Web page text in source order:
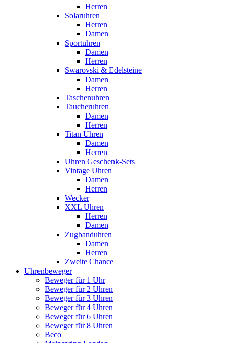
Herren
Solaruhren
Herren
Damen
Sportuhren
Damen
Herren
Swarovski & Edelsteine
Damen
Herren
Taschenuhren
Taucheruhren
Damen
Herren
Titan Uhren
Damen
Herren
Uhren Geschenk-Sets
Vintage Uhren
Damen
Herren
Wecker
XXL Uhren
Herren
Damen
Zugbanduhren
Damen
Herren
Zweite Chance
Uhrenbeweger
Beweger für 1 Uhr
Beweger für 2 Uhren
Beweger für 3 Uhren
Beweger für 4 Uhren
Beweger für 6 Uhren
Beweger für 8 Uhren
Beco